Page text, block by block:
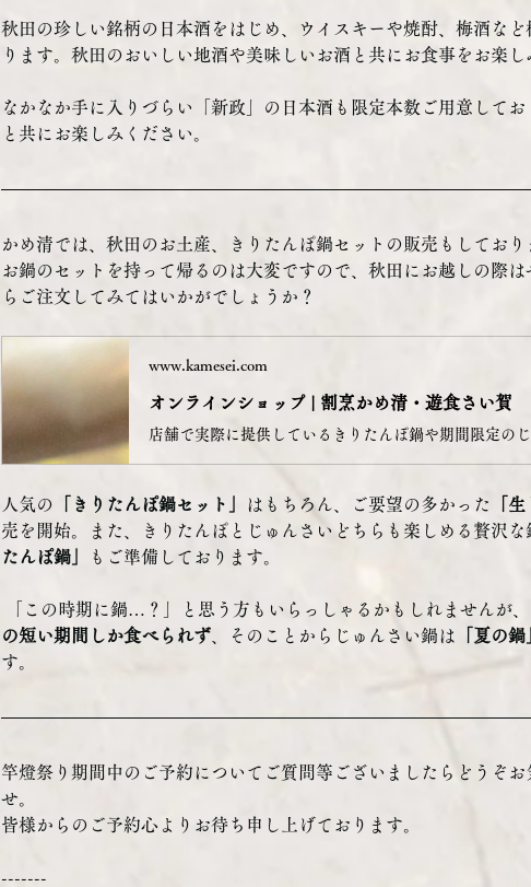
秋田の珍しい銘柄の日本酒をはじめ、ウイスキーや焼酎、梅酒な
ります。秋田のおいしい地酒や美味しいお酒と共にお食事をお楽し
なかなか手に入りづらい「新政」の日本酒も限定本数ご用意して
と共にお楽しみください。
かめ清では、秋田のお土産、きりたんぽ鍋セットの販売もしており
お鍋のセットを持って帰るのは大変ですので、秋田にお越しの際
らご注文してみてはいかがでしょうか？
www.kamesei.com
オンラインショップ | 割烹かめ清・遊食さい賀
人気の 「きりたんぽ鍋セット」 はもちろん、ご要望の多かった 「
売を開始。また、きりたんぽとじゅんさいどちらも楽しめる贅沢な
たんぽ鍋」
もご準備しております。
「この時期に鍋…？」と思う方もいらっしゃるかもしれませんが、
の短い期間しか食べられず 、そのことからじゅんさい鍋は 「夏の鍋
す。
竿燈祭り期間中のご予約についてご質問等ございましたらどうぞお
せ。
皆様からのご予約心よりお待ち申し上げております。
-------